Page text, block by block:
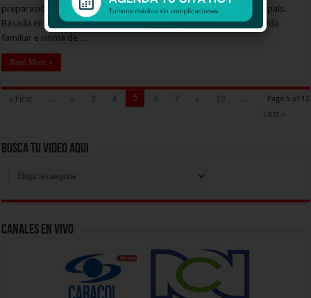
preparación, lograron convertirse en los verdaderos héroes de un país.
Basada en hechos de la vida real, esta producción nos muestra la vida
familiar e íntima de …
Read More »
Page 5 of 12
« First ... « 3 4 5 6 7 » 10
...
Last »
Busca Tu Video Aqui
Aqui
Canales En Vivo